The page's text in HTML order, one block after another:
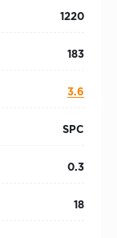
1220
183
3.6
SPC
0.3
18